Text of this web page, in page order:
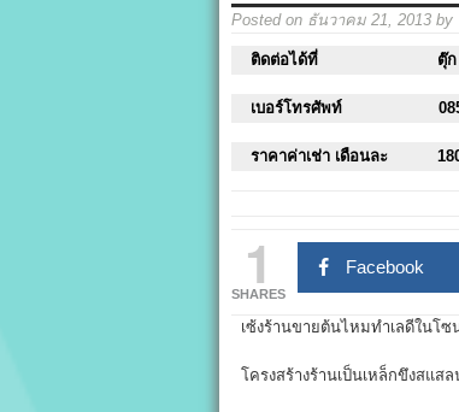
Posted on ธันวาคม 21, 2013 by
ติดต่อได้ที่ ตุ๊ก
เบอร์โทรศัพท์
ราคาค่าเช่า เดือนละ
1
SHARES
Facebook
เซ้งร้านขายต้นไหมทำเลดีในโ
โครงสร้างร้านเป็นเหล็กขึงสแส